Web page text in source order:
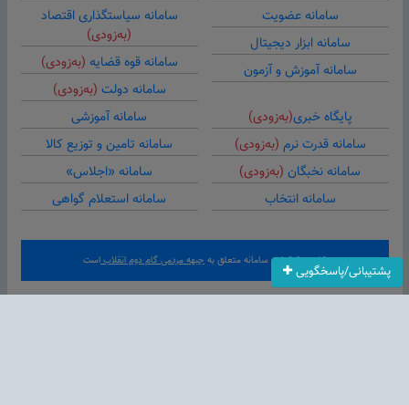
پشتیبانی/پاسخگویی
سامانه عضویت
سامانه ابزار دیجیتال
سامانه آموزش و آزمون
سامانه سیاستگذاری اقتصاد
(به‌زودی)
سامانه قوه قضایه (به‌زودی)
سامانه دولت (به‌زودی)
پایگاه خبری(به‌زودی)
سامانه قدرت نرم (به‌زودی)
سامانه نخبگان (به‌زودی)
سامانه انتخاب
سامانه آموزشی
سامانه تامین و توزیع کالا
سامانه «اجلاس»
سامانه استعلام گواهی
کلیه حقوق این سامانه متعلق به جبهه مردمی گام دوم انقلاب است